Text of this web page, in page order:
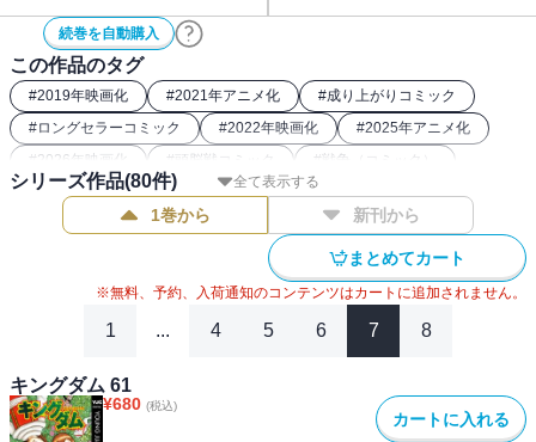
続巻を自動購入
この作品のタグ
#2019年映画化 #2021年アニメ化 #成り上がりコミック
#ロングセラーコミック #2022年映画化 #2025年アニメ化
#2026年映画化 # 頭脳戦コミック #戦争（コミック）
#2025年ストア人気コミック #2024年アニメ化
歴史系漫画（中国） #
26年夏ドラマ・映画化
2022年アニメ化
歴史漫画
2020年アニメ化 # キングダム関連作 #アニメ化
26年春ドラマ・映画化 2023年映画化 2024年映画化
全て表示する
シリーズ作品(80件)
1巻から 新刊から
まとめてカート
※無料、予約、入荷通知のコンテンツはカートに追加されません。
1 ... 4 5 6 7 8
キングダム 61
¥680 (税込)
カートに入れる